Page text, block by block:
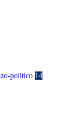
politico 14